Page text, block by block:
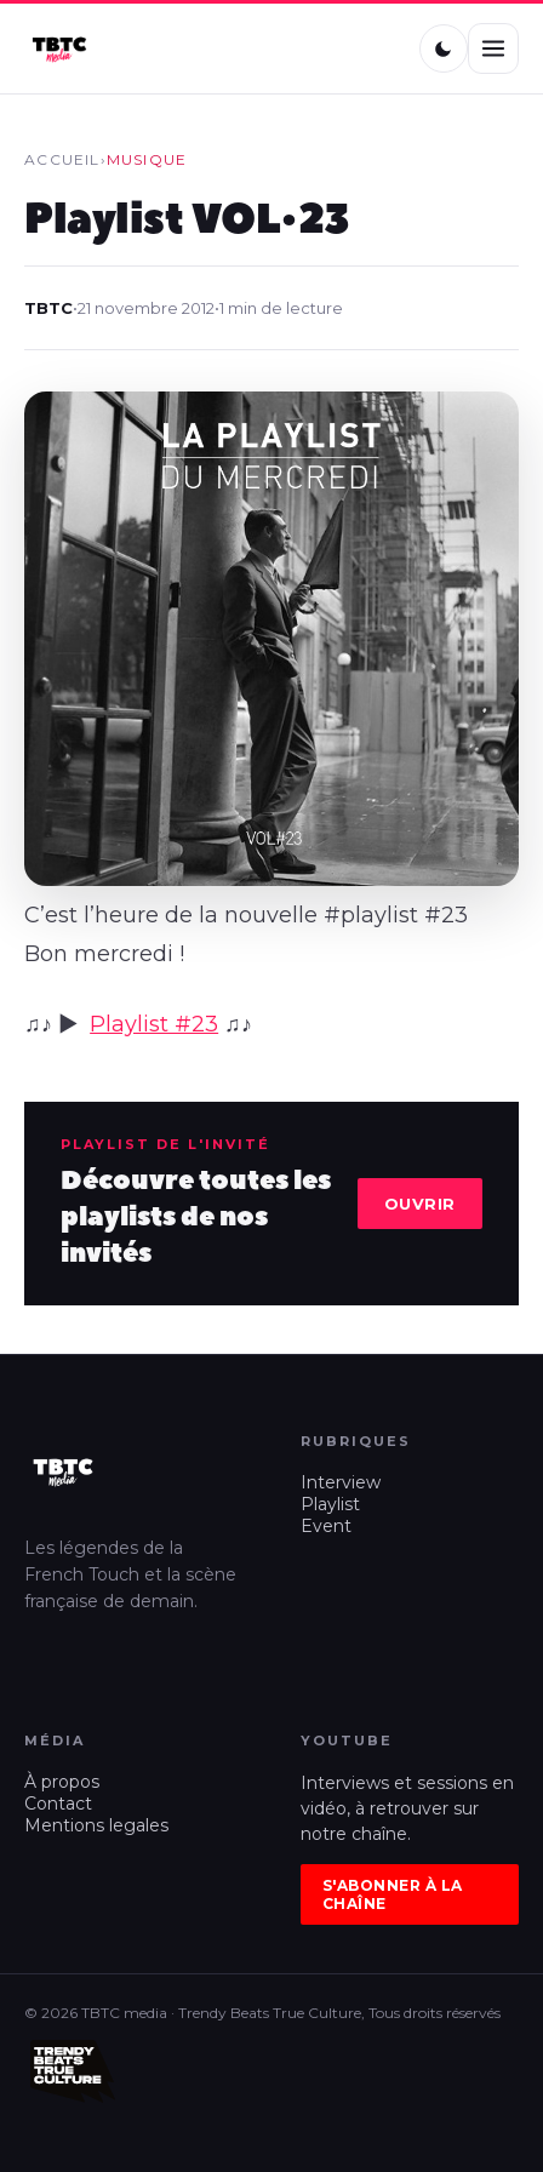
ACCUEIL› MUSIQUE
Playlist VOL•23
TBTC•21 novembre 2012•1 min de lecture
C’est l’heure de la nouvelle #playlist #23
Bon mercredi !
♫♪ ► Playlist #23 ♫♪
PLAYLIST DE L'INVITÉ
Découvre toutes les
playlists de nos
invités
OUVRIR
Les légendes de la
French Touch et la scène
française de demain.
RUBRIQUES
Interview
Playlist
Event
MÉDIA
À propos
Contact
Mentions legales
YOUTUBE
Interviews et sessions en
vidéo, à retrouver sur
notre chaîne.
S'ABONNER À LA
CHAÎNE
© 2026 TBTC media · Trendy Beats True Culture, Tous droits réservés